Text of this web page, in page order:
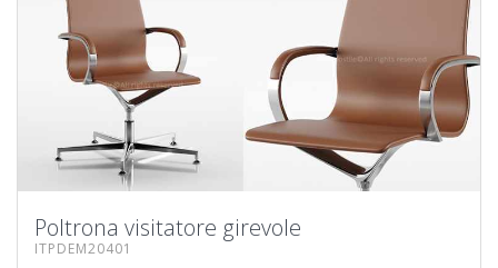
Poltrona visitatore girevole
ITPDEM20401